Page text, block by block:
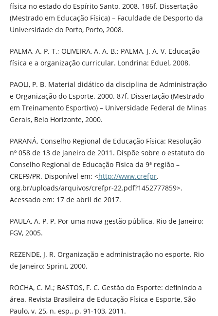
física no estado do Espírito Santo. 2008. 186f. Dissertação
(Mestrado em Educação Física) – Faculdade de Desporto da
Universidade do Porto, Porto, 2008.
PALMA, A. P. T.; OLIVEIRA, A. A. B.; PALMA, J. A. V. Educação
física e a organização curricular. Londrina: Eduel, 2008.
PAOLI, P. B. Material didático da disciplina de Administração
e Organização do Esporte. 2000. 87f. Dissertação (Mestrado
em Treinamento Esportivo) – Universidade Federal de Minas
Gerais, Belo Horizonte, 2000.
PARANÁ. Conselho Regional de Educação Física: Resolução
nº 058 de 13 de janeiro de 2011. Dispõe sobre o estatuto do
Conselho Regional de Educação Física da 9ª região –
CREF9/PR. Disponível em: <http://www.crefpr.
org.br/uploads/arquivos/crefpr-22.pdf?1452777859>.
Acessado em: 17 de abril de 2017.
PAULA, A. P. P. Por uma nova gestão pública. Rio de Janeiro:
FGV, 2005.
REZENDE, J. R. Organização e administração no esporte. Rio
de Janeiro: Sprint, 2000.
ROCHA, C. M.; BASTOS, F. C. Gestão do Esporte: definindo a
área. Revista Brasileira de Educação Física e Esporte, São
Paulo, v. 25, n. esp., p. 91-103, 2011.